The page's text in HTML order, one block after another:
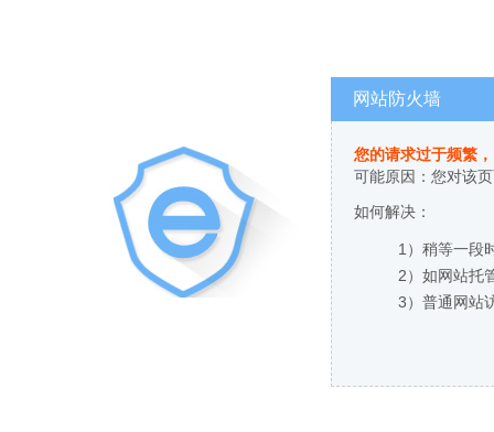
网站防火墙
您的请求过于频繁
可能原因：您对该
如何解决：
1）稍等一段
2）如网站托
3）普通网站